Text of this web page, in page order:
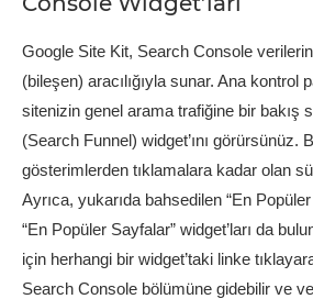
Google Site Kit, Search Console
(bileşen) aracılığıyla sunar. Ana kontrol
sitenizin genel arama trafiğine bir bakış
(Search Funnel) widget’ını görürsünüz.
gösterimlerden tıklamalara kadar olan
Ayrıca, yukarıda bahsedilen “En
“En Popüler Sayfalar” widget’ları da
için herhangi bir widget’taki linke
Search Console bölümüne gidebilir ve